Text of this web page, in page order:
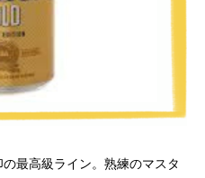
最高級ライン。熟練のマスタ